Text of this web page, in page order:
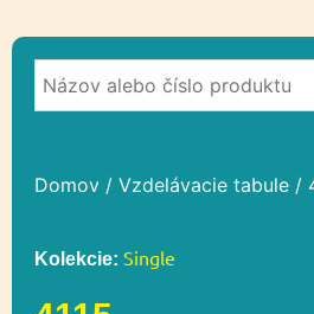
Domov / Vzdelávacie tabule /
Kolekcie: Single